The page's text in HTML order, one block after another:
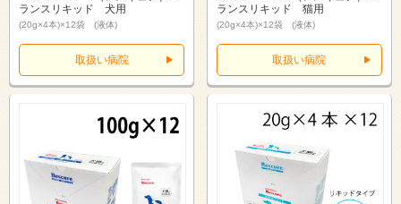
ランスリキッド 犬用
(20g×4本)×12袋 (液体)
取扱い病院
ランスリキッド 猫用
(20g×4本)×12袋 (液体)
取扱い病院